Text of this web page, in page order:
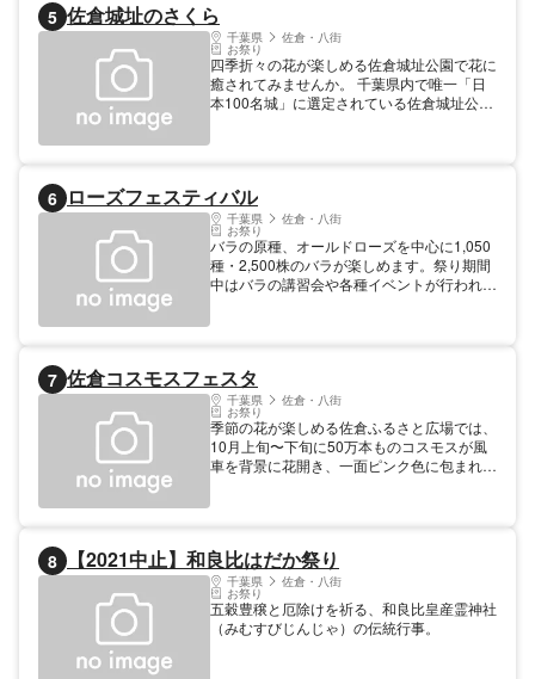
5 佐倉城址のさくら
千葉県 佐倉・八街
お祭り
四季折々の花が楽しめる佐倉城址公園で花に
癒されてみませんか。 千葉県内で唯一「日
本100名城」に選定されている佐倉城址公園
の美しい情景をお楽しみください。 千葉県
佐倉城址公園
6 ローズフェスティバル
千葉県 佐倉・八街
お祭り
バラの原種、オールドローズを中心に1,050
種・2,500株のバラが楽しめます。祭り期間
中はバラの講習会や各種イベントが行われま
7 佐倉コスモスフェスタ
千葉県 佐倉・八街
お祭り
季節の花が楽しめる佐倉ふるさと広場では、
10月上旬〜下旬に50万本ものコスモスが風
車を背景に花開き、一面ピンク色に包まれま
8 【2021中止】和良比はだか祭り
千葉県 佐倉・八街
お祭り
五穀豊穣と厄除けを祈る、和良比皇産霊神社
（みむすびじんじゃ）の伝統行事。